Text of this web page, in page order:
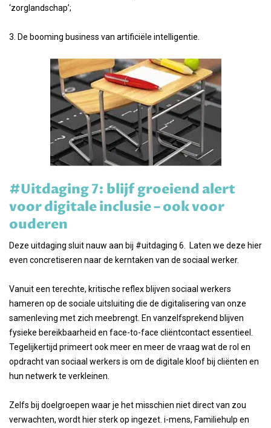
‘zorglandschap’;
3. De booming business van artificiële intelligentie.
#Uitdaging 7: blijf groeiend alert
voor digitale inclusie – ook voor
ouderen
Deze uitdaging sluit nauw aan bij #uitdaging 6. Laten we deze hier
even concretiseren naar de kerntaken van de sociaal werker.
Vanuit een terechte, kritische reflex blijven sociaal werkers
hameren op de sociale uitsluiting die de digitalisering van onze
samenleving met zich meebrengt. En vanzelfsprekend blijven
fysieke bereikbaarheid en face-to-face cliëntcontact essentieel.
Tegelijkertijd primeert ook meer en meer de vraag wat de rol en
opdracht van sociaal werkers is om de digitale kloof bij cliënten en
hun netwerk te verkleinen.
Zelfs bij doelgroepen waar je het misschien niet direct van zou
verwachten, wordt hier sterk op ingezet. i-mens, Familiehulp en